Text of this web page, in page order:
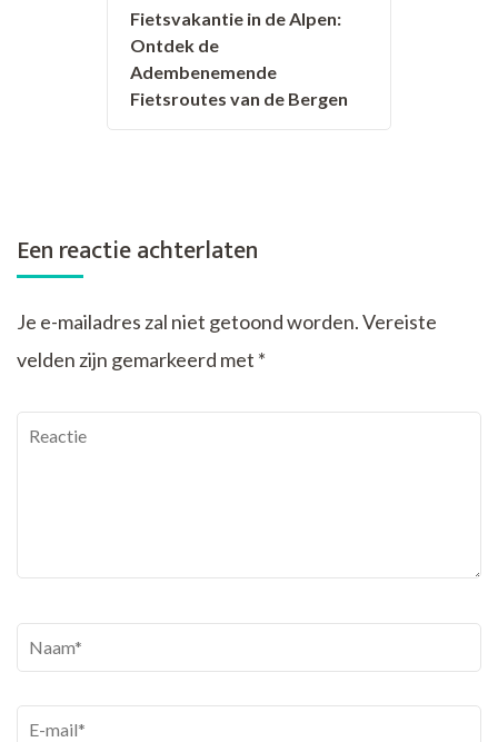
Fietsvakantie in de Alpen:
Ontdek de
Adembenemende
Fietsroutes van de Bergen
Een reactie achterlaten
Je e-mailadres zal niet getoond worden.Vereiste
velden zijn gemarkeerd met *
Reactie
Naam*
E-